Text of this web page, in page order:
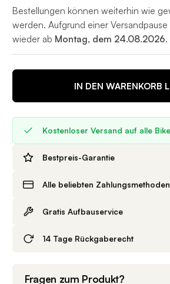
Bestellungen können weiterhin wie
werden. Aufgrund einer
wieder ab Montag, dem 24.08.2026.
IN DEN WARENKORB
Kostenloser Versand auf alle
Bestpreis-Garantie
Alle beliebten Zahlungsmethoden
Gratis Aufbauservice
14 Tage Rückgaberecht
Fragen zum Produkt?